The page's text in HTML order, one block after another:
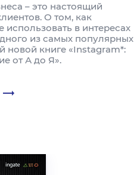
– это настоящий
О том, как
в интересах
из самых популярных
новой книге «Instagram*:
от А до Я».